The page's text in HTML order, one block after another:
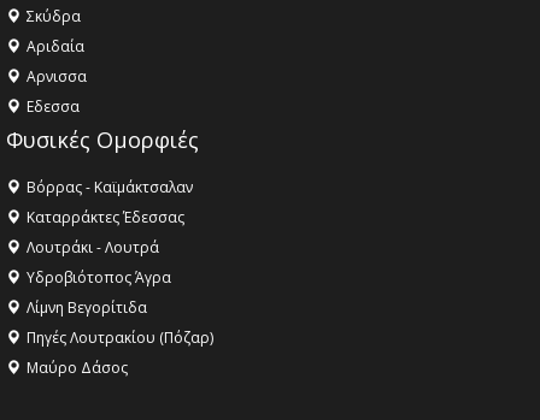
Σκύδρα
Αριδαία
Aρνισσα
Eδεσσα
Φυσικές Ομορφιές
Βόρρας - Καϊμάκτσαλαν
Καταρράκτες Έδεσσας
Λουτράκι - Λουτρά
Υδροβιότοπος Άγρα
Λίμνη Βεγορίτιδα
Πηγές Λουτρακίου (Πόζαρ)
Μαύρο Δάσος